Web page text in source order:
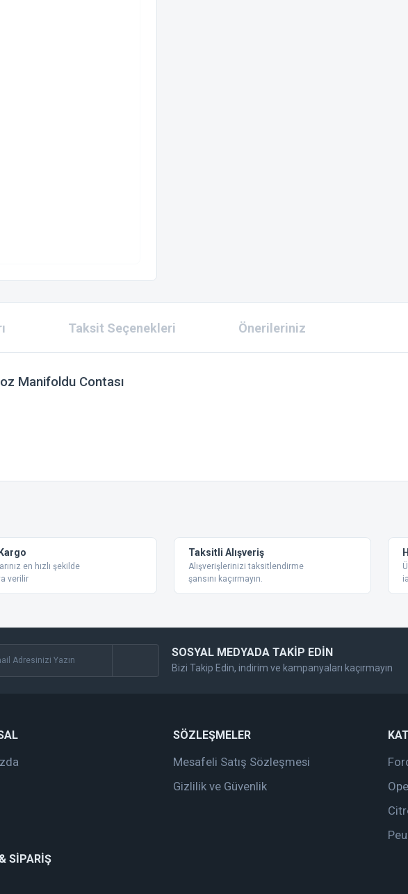
Taksit Seçenekleri Önerileriniz
Manifoldu Contası
Kargo
en hızlı şekilde
verilir
Taksitli Alışveriş
Alışverişlerinizi taksitlendirme
şansını kaçırmayın.
SOSYAL MEDYADA TAKİP EDİN
Bizi Takip Edin, indirim ve kampanyaları kaçırmayın
SÖZLEŞMELER
Mesafeli Satış Sözleşmesi
Gizlilik ve Güvenlik
SİPARİŞ